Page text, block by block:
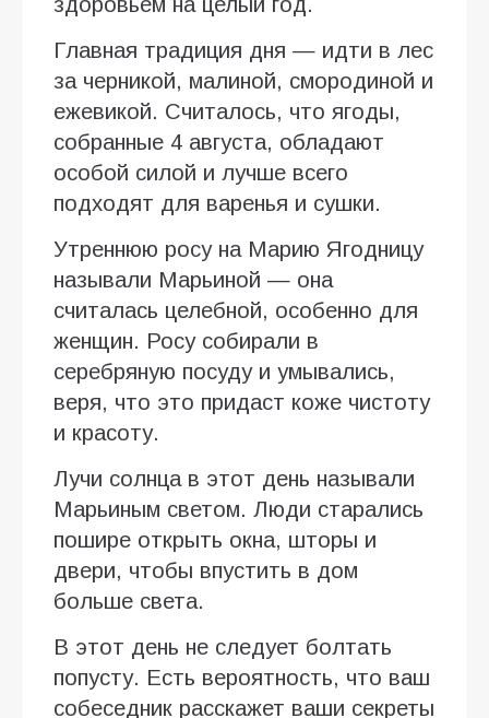
Главная традиция дня — идти в лес
за черникой, малиной, смородиной и
ежевикой. Считалось, что ягоды,
собранные 4 августа, обладают
особой силой и лучше всего
подходят для варенья и сушки.
Утреннюю росу на Марию Ягодницу
называли Марьиной — она
считалась целебной, особенно для
женщин. Росу собирали в
серебряную посуду и умывались,
веря, что это придаст коже чистоту
и красоту.
Лучи солнца в этот день называли
Марьиным светом. Люди старались
пошире открыть окна, шторы и
двери, чтобы впустить в дом
больше света.
В этот день не следует болтать
попусту. Есть вероятность, что ваш
собеседник расскажет ваши секреты